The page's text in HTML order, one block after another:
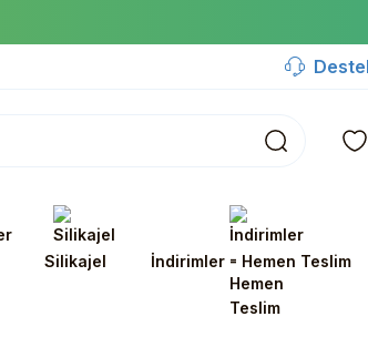
Silikajel İndirimler - Hemen Teslim